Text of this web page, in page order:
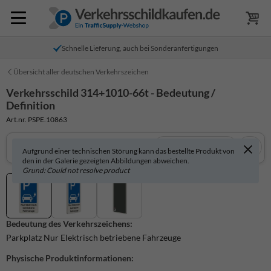
Schnelle Lieferung, auch bei Sonderanfertigungen
Übersicht aller deutschen Verkehrszeichen
Verkehrsschild 314+1010-66t - Bedeutung /
Definition
Art.nr. PSPE.10863
Aufgrund einer technischen Störung kann das bestellte Produkt von
den in der Galerie gezeigten Abbildungen abweichen.
Grund: Could not resolve product
In 3D anzeigen
Bedeutung des Verkehrszeichens:
Parkplatz Nur Elektrisch betriebene Fahrzeuge
Physische Produktinformationen: